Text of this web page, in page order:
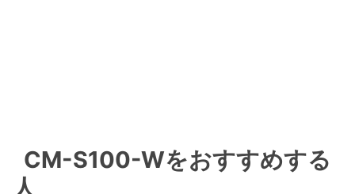
CM-S100-Wをおすすめする
人